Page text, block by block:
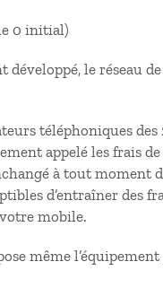
0 initial)
le réseau
téléphoniques des
appelé les frais de
à tout moment
d’entraîner des
mobile.
même